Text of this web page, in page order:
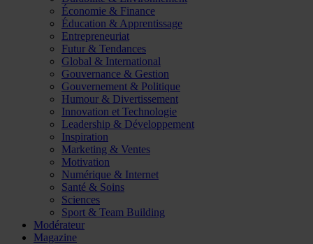
Économie & Finance
Éducation & Apprentissage
Entrepreneuriat
Futur & Tendances
Global & International
Gouvernance & Gestion
Gouvernement & Politique
Humour & Divertissement
Innovation et Technologie
Leadership & Développement
Inspiration
Marketing & Ventes
Motivation
Numérique & Internet
Santé & Soins
Sciences
Sport & Team Building
Modérateur
Magazine